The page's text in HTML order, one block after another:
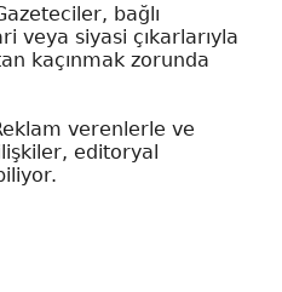
bağlı
veya siyasi çıkarlarıyla
kaçınmak zorunda
verenlerle ve
editoryal